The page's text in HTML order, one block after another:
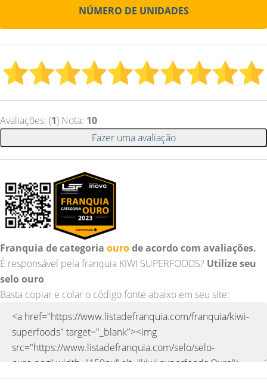
NÚMERO DE UNIDADES
Avaliações: (1) Nota: 10
Fazer uma avaliação
Franquia de categoria ourode acordo com avaliações.
É responsável pela franquia KIWI SUPERFOODS? Utilize seu
selo ouro
Basta copiar e colar o código fonte abaixo em seu site: